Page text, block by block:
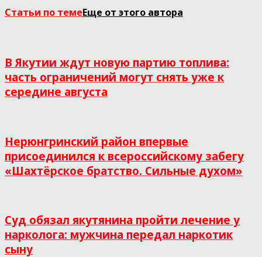
Статьи по темеЕще от этого автора
В Якутии ждут новую партию топлива:
часть ограничений могут снять уже к
середине августа
Нерюнгринский район впервые
присоединился к всероссийскому забегу
«Шахтёрское братство. Сильные духом»
Суд обязал якутянина пройти лечение у
нарколога: мужчина передал наркотик
сыну